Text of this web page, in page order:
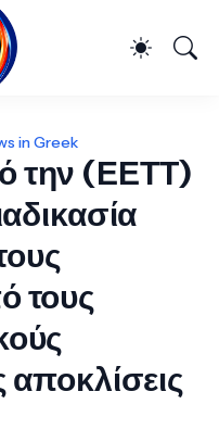
in Greek
την (ΕΕΤΤ)
τους
αποκλίσεις